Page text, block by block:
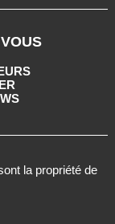
la propriété de